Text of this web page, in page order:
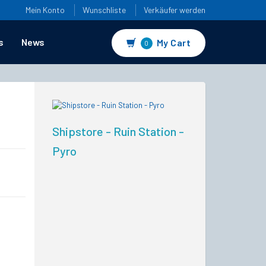
Mein Konto Wunschliste Verkäufer werden
News 0 My Cart
Shipstore - Ruin Station -
Pyro